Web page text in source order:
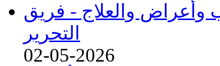
وأعراض والعلاج - فريق
التحرير
02-05-2026